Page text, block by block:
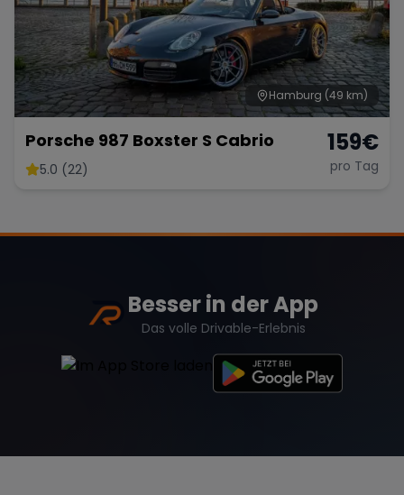
Hamburg (49 km)
Porsche 987 Boxster S Cabrio
5.0 (22)
159€
pro Tag
Besser in der App
Das volle Drivable-Erlebnis